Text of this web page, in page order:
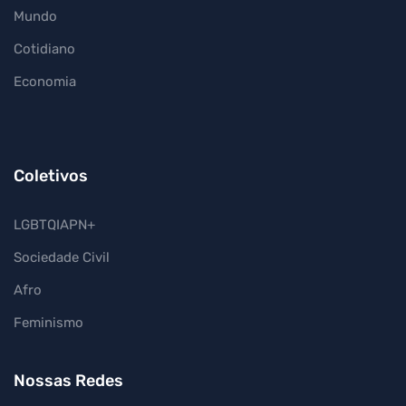
Mundo
Cotidiano
Economia
Coletivos
LGBTQIAPN+
Sociedade Civil
Afro
Feminismo
Nossas Redes